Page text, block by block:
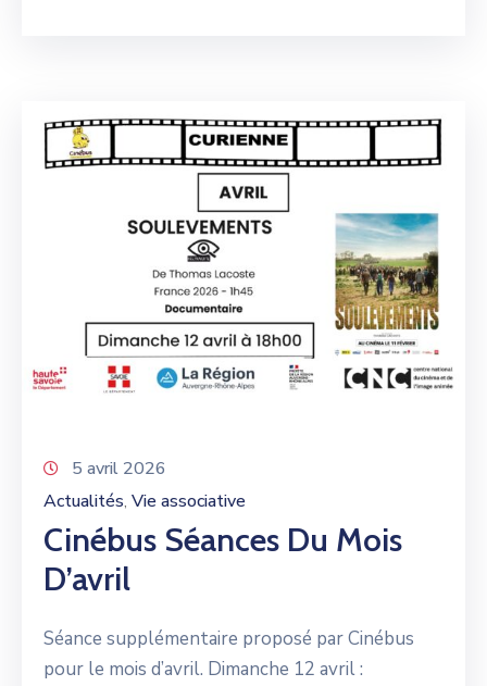
5 avril 2026
Actualités‚ Vie associative
Cinébus Séances Du Mois
D’avril
Séance supplémentaire proposé par Cinébus
pour le mois d’avril. Dimanche 12 avril :